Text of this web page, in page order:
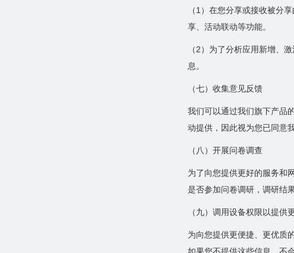
（1）在您分享或接收被分
享、活动联动等功能。
（2）为了分析应用新增、
息。
（七）收集意见反馈
我们可以通过我们旗下产品
动提供，因此视为您已同意
（八）开展问卷调查
为了向您提供更好的服务和
是否参加问卷调研，调研结
（九）调用设备权限以提供
为向您提供更便捷、更优质